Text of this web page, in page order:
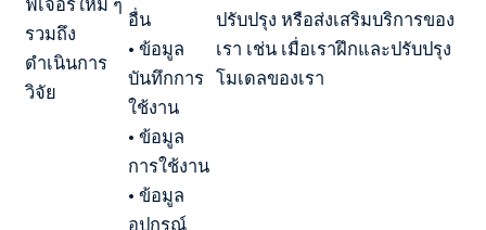
รวมถึง
ดำเนินการ
วิจัย
อื่น
• ข้อมูล
บันทึกการ
ใช้งาน
• ข้อมูล
การใช้งาน
• ข้อมูล
ปรับปรุง หรือส่งเสริมบริการของ
เรา เช่น เมื่อเราฝึกและปรับปรุง
โมเดลของเรา